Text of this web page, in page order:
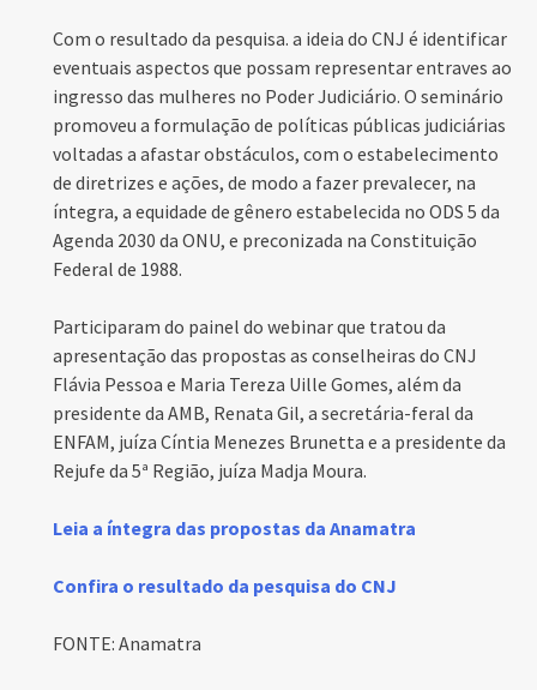
Com o resultado da pesquisa. a ideia do CNJ é identificar
eventuais aspectos que possam representar entraves ao
ingresso das mulheres no Poder Judiciário. O seminário
promoveu a formulação de políticas públicas judiciárias
voltadas a afastar obstáculos, com o estabelecimento
de diretrizes e ações, de modo a fazer prevalecer, na
íntegra, a equidade de gênero estabelecida no ODS 5 da
Agenda 2030 da ONU, e preconizada na Constituição
Federal de 1988.
Participaram do painel do webinar que tratou da
apresentação das propostas as conselheiras do CNJ
Flávia Pessoa e Maria Tereza Uille Gomes, além da
presidente da AMB, Renata Gil, a secretária-feral da
ENFAM, juíza Cíntia Menezes Brunetta e a presidente da
Rejufe da 5ª Região, juíza Madja Moura.
Leia a íntegra das propostas da Anamatra
Confira o resultado da pesquisa do CNJ
FONTE: Anamatra